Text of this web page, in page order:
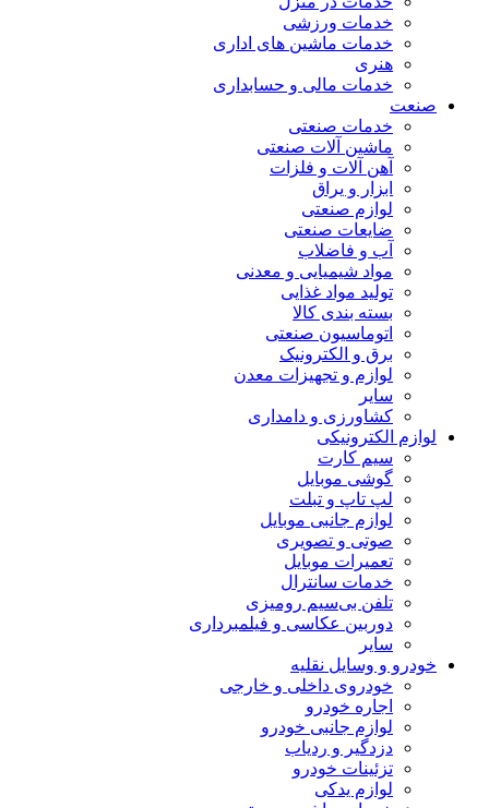
خدمات ورزشی
خدمات ماشین های اداری
هنری
خدمات مالی و حسابداری
صنعت
خدمات صنعتی
ماشین آلات صنعتی
آهن آلات و فلزات
ابزار و یراق
لوازم صنعتی
ضایعات صنعتی
آب و فاضلاب
مواد شیمیایی و معدنی
تولید مواد غذایی
بسته بندی کالا
اتوماسیون صنعتی
برق و الکترونیک
لوازم و تجهیزات معدن
سایر
کشاورزی و دامداری
لوازم الکترونیکی
سیم کارت
گوشی موبایل
لپ تاپ و تبلت
لوازم جانبی موبایل
صوتی و تصویری
تعمیرات موبایل
خدمات سانترال
تلفن بی‌سیم رومیزی
دوربین عکاسی و فیلمبرداری
سایر
خودرو و وسایل نقلیه
خودروی داخلی و خارجی
اجاره خودرو
لوازم جانبی خودرو
دزدگیر و ردیاب
تزئینات خودرو
لوازم یدکی